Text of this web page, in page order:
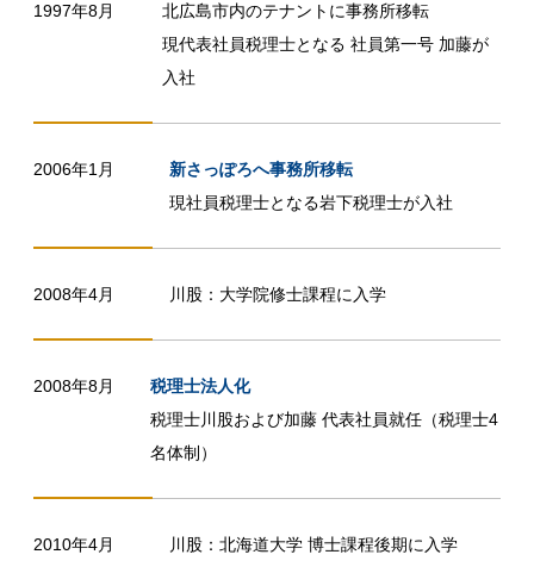
1997年8月
北広島市内のテナントに事務所移転
現代表社員税理士となる 社員第一号 加藤が
入社
2006年1月
新さっぽろへ事務所移転
現社員税理士となる岩下税理士が入社
2008年4月 川股：大学院修士課程に入学
2008年8月
税理士法人化
税理士川股および加藤 代表社員就任（税理士4
名体制）
2010年4月 川股：北海道大学 博士課程後期に入学